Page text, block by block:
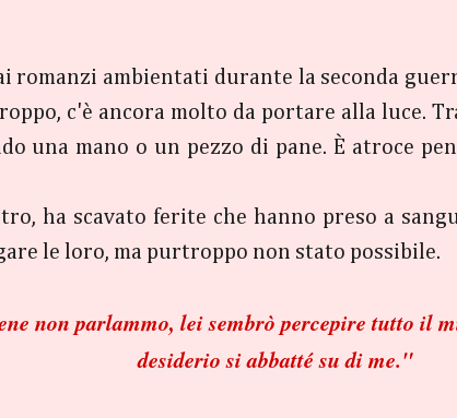
ambientati durante la seconda
c'è ancora molto da portare alla luce.
una mano o un pezzo di pane. È atroce
ha scavato ferite che hanno preso a
le loro, ma purtroppo non stato possibile.
non parlammo, lei sembrò percepire tutto il
desiderio si abbatté su di me."